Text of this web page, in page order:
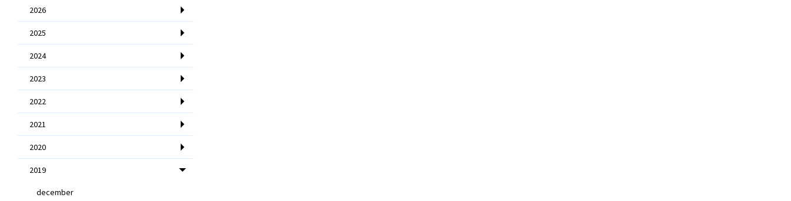
2026
2025
2024
2023
2022
2021
2020
2019
december